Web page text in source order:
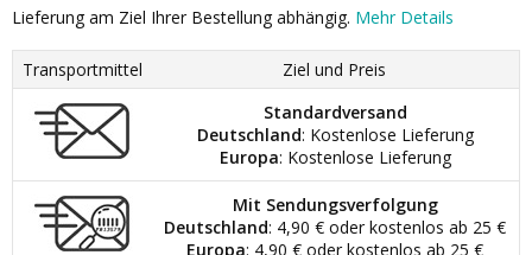
Lieferung am Ziel Ihrer Bestellung abhängig. Mehr Details
Transportmittel
Ziel und Preis
Standardversand
Deutschland: Kostenlose Lieferung
Europa: Kostenlose Lieferung
Mit Sendungsverfolgung
Deutschland: 4,90 € oder kostenlos ab 25 €
Europa: 4,90 € oder kostenlos ab 25 €